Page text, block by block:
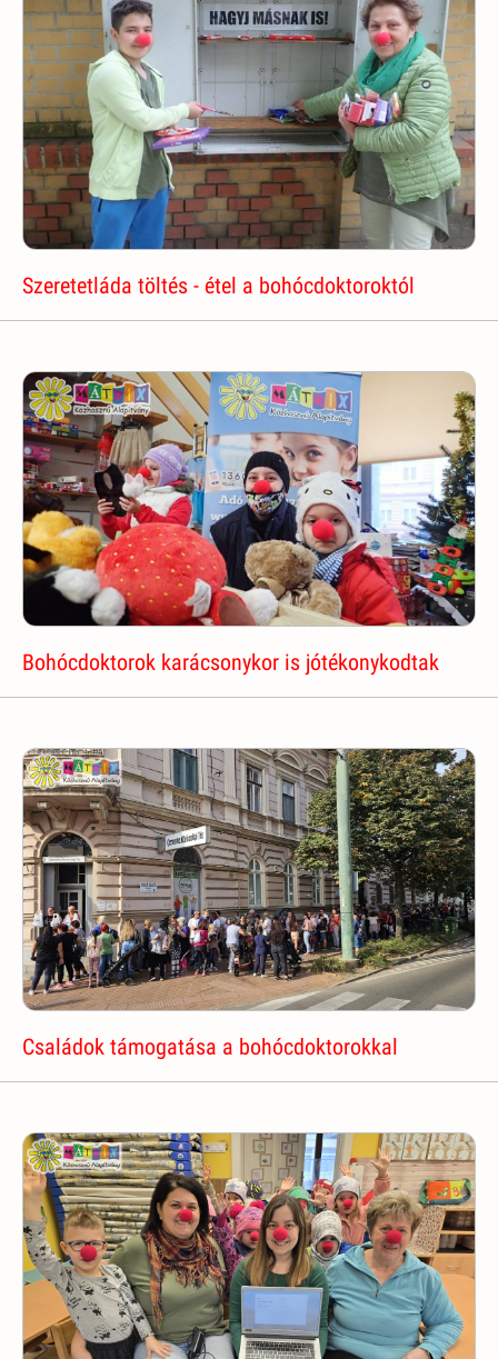
Szeretetláda töltés - étel a bohócdoktoroktól
Bohócdoktorok karácsonykor is jótékonykodtak
Családok támogatása a bohócdoktorokkal